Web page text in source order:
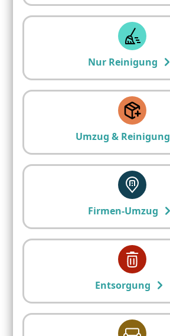
Nur Reinigung
Umzug & Reinigung
Firmen-Umzug
Entsorgung